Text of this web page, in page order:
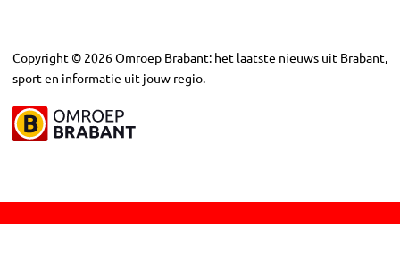
Copyright © 2026Omroep Brabant: het laatste nieuws uit Brabant,
sport en informatie uit jouw regio.